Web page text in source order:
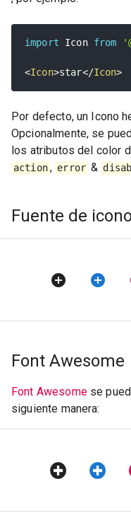
import Icon from
<Icon>star</Icon>
Por defecto, un Icono
Opcionalmente, se
los atributos del color
action, error &
Fuente de
add_circle add_circle
Font Awesome
Font Awesomese
siguiente manera: